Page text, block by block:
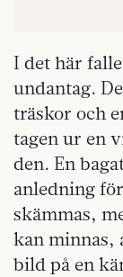
I det här
undantag.
träskor och
tagen ur en
den. En
anledning
skämmas,
kan minnas,
bild på en